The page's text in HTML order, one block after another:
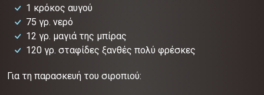
1 κρόκος αυγού
75 γρ. νερό
12 γρ. μαγιά της μπίρας
120 γρ. σταφίδες ξανθές πολύ φρέσκες
Για τη παρασκευή του σιροπιού: